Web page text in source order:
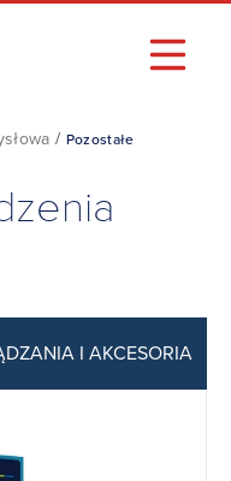
/ Pozostałe
I AKCESORIA